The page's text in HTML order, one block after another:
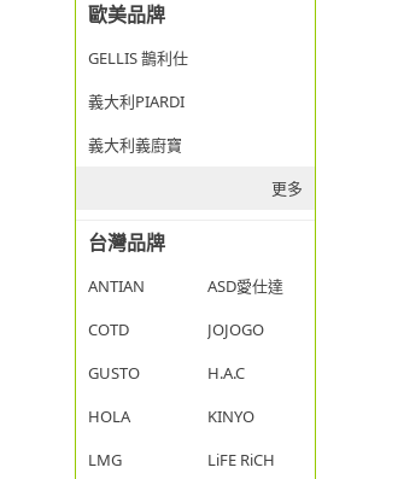
歐美品牌
GELLIS 鵲利仕
義大利PIARDI
義大利義廚寶
更多
台灣品牌
ANTIAN
ASD愛仕達
COTD
JOJOGO
GUSTO
H.A.C
HOLA
KINYO
LMG
LiFE RiCH